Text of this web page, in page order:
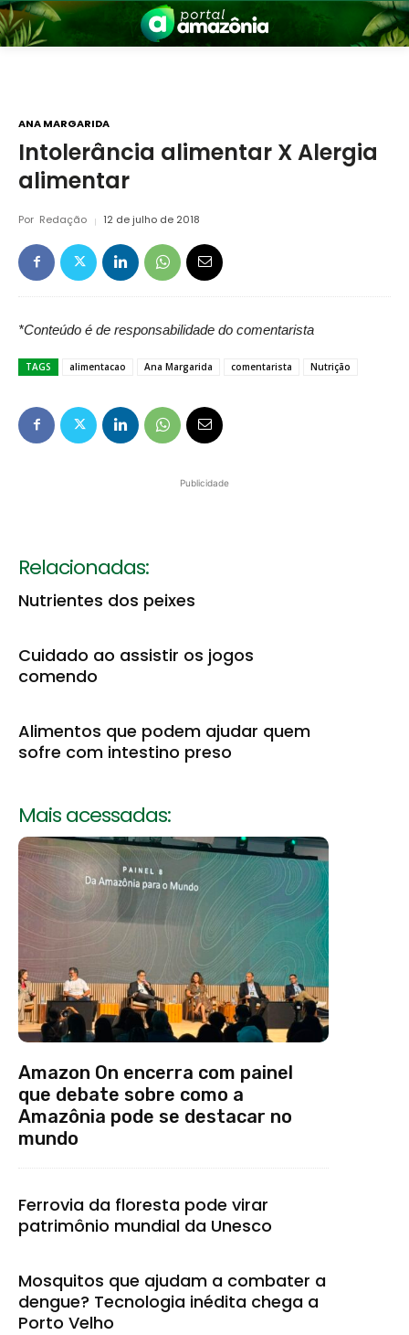
ANA MARGARIDA
Intolerância alimentar X Alergia
alimentar
Por Redação 12 de julho de 2018
*Conteúdo é de responsabilidade do comentarista
TAGS alimentacao Ana Margarida comentarista Nutrição
Publicidade
Relacionadas:
Nutrientes dos peixes
Cuidado ao assistir os jogos
comendo
Alimentos que podem ajudar quem
sofre com intestino preso
Mais acessadas:
Amazon On encerra com painel
que debate sobre como a
Amazônia pode se destacar no
mundo
Ferrovia da floresta pode virar
patrimônio mundial da Unesco
Mosquitos que ajudam a combater a
dengue? Tecnologia inédita chega a
Porto Velho